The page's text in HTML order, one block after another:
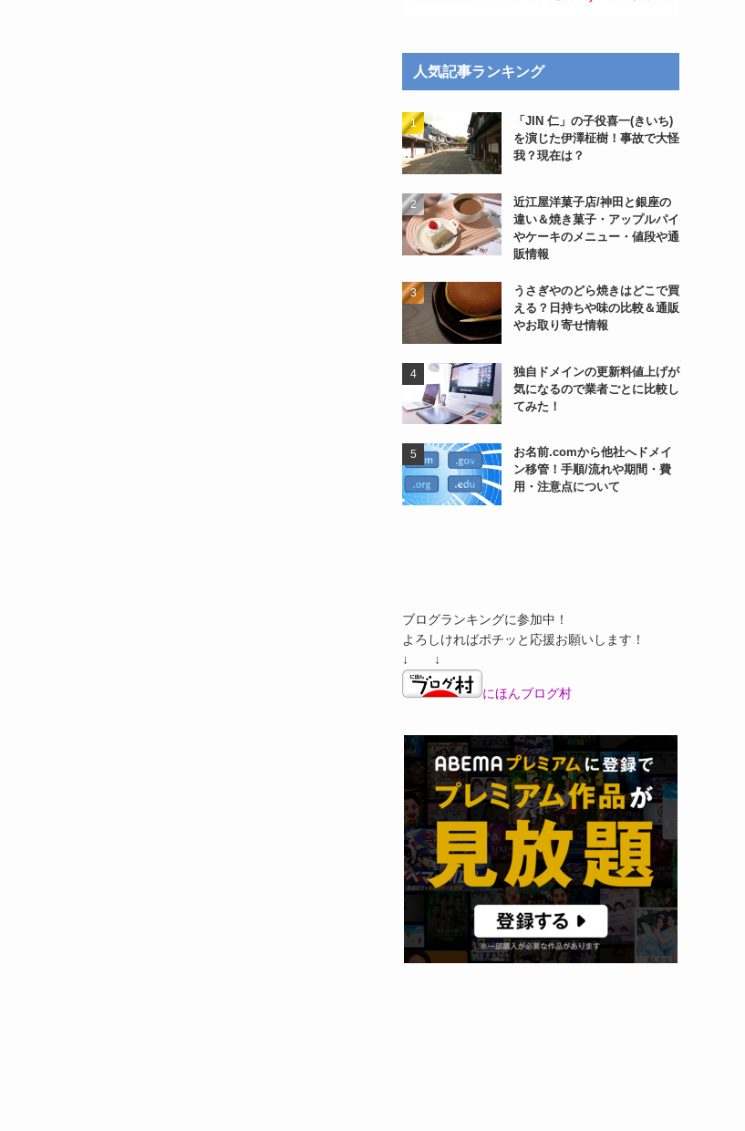
人気記事ランキング
「JIN 仁」の子役喜一(きいち)
を演じた伊澤柾樹！事故で大怪
我？現在は？
近江屋洋菓子店/神田と銀座の
違い＆焼き菓子・アップルパイ
やケーキのメニュー・値段や通
販情報
うさぎやのどら焼きはどこで買
える？日持ちや味の比較＆通販
やお取り寄せ情報
独自ドメインの更新料値上げが
気になるので業者ごとに比較し
てみた！
お名前.comから他社へドメイ
ン移管！手順/流れや期間・費
用・注意点について
ブログランキングに参加中！
よろしければポチッと応援お願いします！
↓ ↓
にほんブログ村